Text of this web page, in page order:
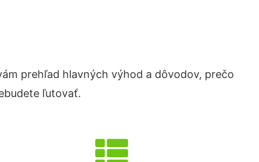
prehľad hlavných výhod a dôvodov, prečo
ľutovať.